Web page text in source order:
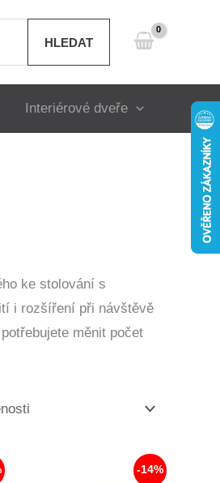
HLEDAT
Interiérové dveře
ke stolování s
i rozšíření při návštěvě
měnit počet
-14%